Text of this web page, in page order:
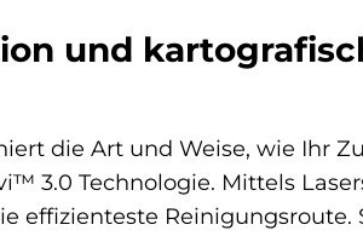
und
die Art und Weise, wie Ihr
3.0 Technologie. Mittels
effizienteste Reinigungsroute.